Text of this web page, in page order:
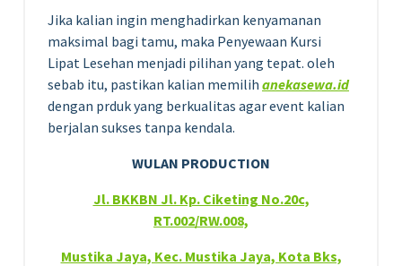
Jika kalian ingin menghadirkan kenyamanan
maksimal bagi tamu, maka Penyewaan Kursi
Lipat Lesehan menjadi pilihan yang tepat. oleh
sebab itu, pastikan kalian memilih anekasewa.id
dengan prduk yang berkualitas agar event kalian
berjalan sukses tanpa kendala.
WULAN PRODUCTION
Jl. BKKBN Jl. Kp. Ciketing No.20c,
RT.002/RW.008,
Mustika Jaya, Kec. Mustika Jaya, Kota Bks,